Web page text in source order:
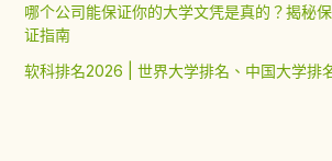
哪个公司能保证你的大学文凭是真的？揭秘
证指南
软科排名2026 | 世界大学排名、中国大学排